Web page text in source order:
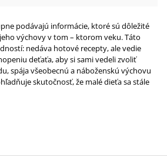
podávajú informácie, ktoré sú dôležité
výchovy v tom – ktorom veku. Táto
nedáva hotové recepty, ale vedie
deťaťa, aby si sami vedeli zvoliť
spája všeobecnú a náboženskú výchovu
skutočnosť, že malé dieťa sa stále